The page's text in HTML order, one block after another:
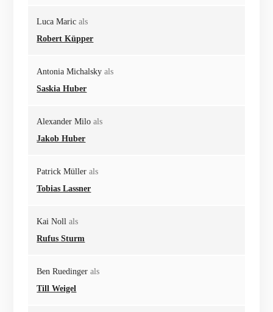
Luca Maric als
Robert Küpper
Antonia Michalsky als
Saskia Huber
Alexander Milo als
Jakob Huber
Patrick Müller als
Tobias Lassner
Kai Noll als
Rufus Sturm
Ben Ruedinger als
Till Weigel